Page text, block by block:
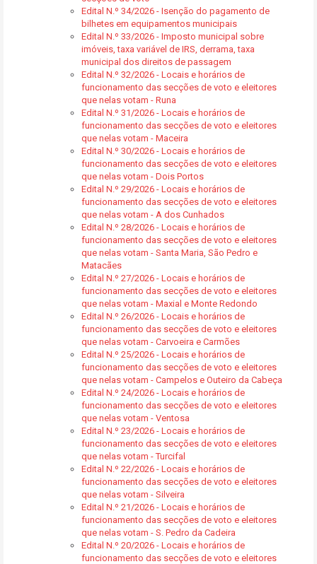
Edital N.º 34/2026 - Isenção do pagamento de
bilhetes em equipamentos municipais
Edital N.º 33/2026 - Imposto municipal sobre
imóveis, taxa variável de IRS, derrama, taxa
municipal dos direitos de passagem
Edital N.º 32/2026 - Locais e horários de
funcionamento das secções de voto e eleitores
que nelas votam - Runa
Edital N.º 31/2026 - Locais e horários de
funcionamento das secções de voto e eleitores
que nelas votam - Maceira
Edital N.º 30/2026 - Locais e horários de
funcionamento das secções de voto e eleitores
que nelas votam - Dois Portos
Edital N.º 29/2026 - Locais e horários de
funcionamento das secções de voto e eleitores
que nelas votam - A dos Cunhados
Edital N.º 28/2026 - Locais e horários de
funcionamento das secções de voto e eleitores
que nelas votam - Santa Maria, São Pedro e
Matacães
Edital N.º 27/2026 - Locais e horários de
funcionamento das secções de voto e eleitores
que nelas votam - Maxial e Monte Redondo
Edital N.º 26/2026 - Locais e horários de
funcionamento das secções de voto e eleitores
que nelas votam - Carvoeira e Carmões
Edital N.º 25/2026 - Locais e horários de
funcionamento das secções de voto e eleitores
que nelas votam - Campelos e Outeiro da Cabeça
Edital N.º 24/2026 - Locais e horários de
funcionamento das secções de voto e eleitores
que nelas votam - Ventosa
Edital N.º 23/2026 - Locais e horários de
funcionamento das secções de voto e eleitores
que nelas votam - Turcifal
Edital N.º 22/2026 - Locais e horários de
funcionamento das secções de voto e eleitores
que nelas votam - Silveira
Edital N.º 21/2026 - Locais e horários de
funcionamento das secções de voto e eleitores
que nelas votam - S. Pedro da Cadeira
Edital N.º 20/2026 - Locais e horários de
funcionamento das secções de voto e eleitores